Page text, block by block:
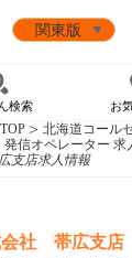
検索 お
北海道コール
発信オペレーター 求
支店求人情報
社 帯広支店